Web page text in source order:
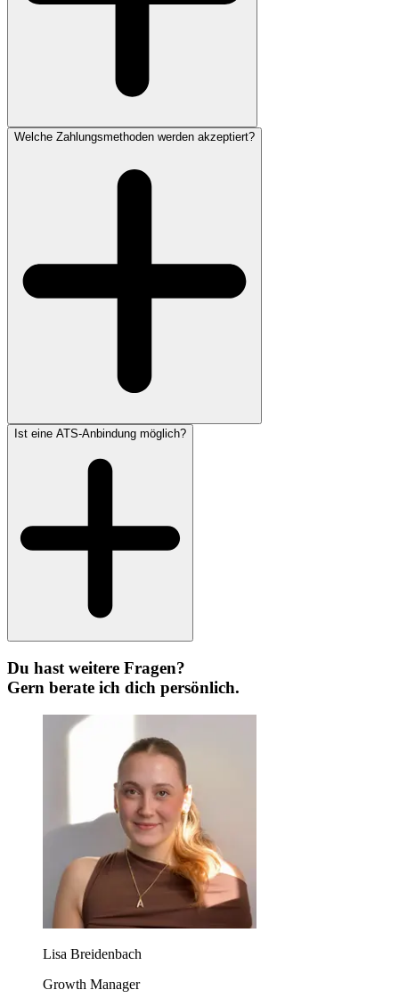
Welche Zahlungsmethoden werden akzeptiert?
Ist eine ATS-Anbindung möglich?
Du hast weitere Fragen?
Gern berate ich dich persönlich.
Lisa Breidenbach
Growth Manager